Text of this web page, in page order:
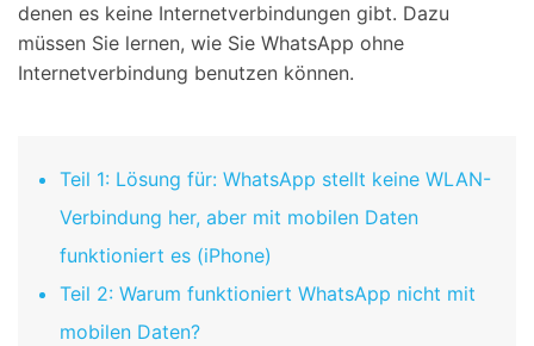
denen es keine Internetverbindungen gibt. Dazu
müssen Sie lernen, wie Sie WhatsApp ohne
Internetverbindung benutzen können.
Teil 1: Lösung für: WhatsApp stellt keine WLAN-
Verbindung her, aber mit mobilen Daten
funktioniert es (iPhone)
Teil 2: Warum funktioniert WhatsApp nicht mit
mobilen Daten?